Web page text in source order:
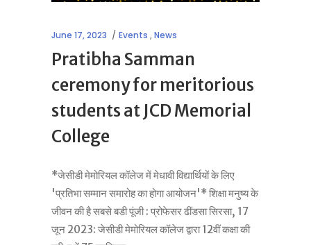
June 17, 2023 Events ,News
Pratibha Samman
ceremony for meritorious
students at JCD Memorial
College
*जेसीडी मेमोरियल कॉलेज में मेधावी विद्यार्थियों के लिए
'प्रतिभा सम्मान समारोह का होगा आयोजन'* शिक्षा मनुष्य के
जीवन की है सबसे बडी पूंजी : प्रोफेसर ढींडसा सिरसा, 17
जून 2023: जेसीडी मेमोरियल कॉलेज द्वारा 12वीं कक्षा की